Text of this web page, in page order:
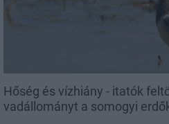
Hőség és vízhiány - itatók
vadállományt a somogyi